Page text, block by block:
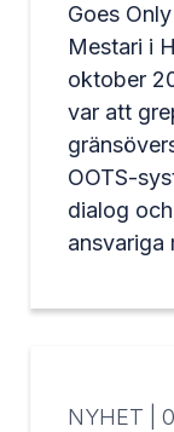
Goes
Mestari i
oktober
var att
OOTS-
dialog
ansvariga
NYHET |